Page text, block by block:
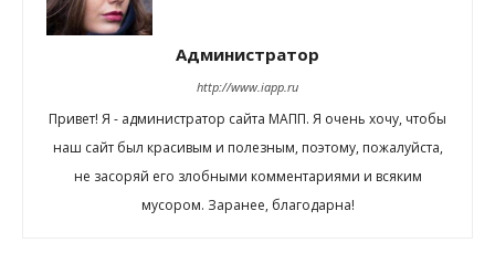
Администратор
http://www.iapp.ru
Привет! Я - администратор сайта МАПП. Я очень хочу, чтобы
наш сайт был красивым и полезным, поэтому, пожалуйста,
не засоряй его злобными комментариями и всяким
мусором. Заранее, благодарна!